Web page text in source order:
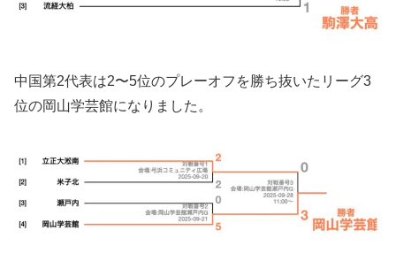
中国第2代表は2〜5位のプレーオフを勝ち抜いたリーグ3
位の岡山学芸館になりました。